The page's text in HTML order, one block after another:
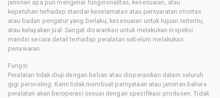
jaminan apa pun mengenai fungsionalitas, kesesuaian, atau
kepatuhan terhadap standar keselamatan atau persyaratan otoritas
atau badan pengatur yang berlaku, kesesuaian untuk tujuan tertentu,
atau kelayakan jual. Sangat disarankan untuk melakukan inspeksi
mandiri secara detail terhadap peralatan sebelum melakukan
penawaran.
Fungsi
Peralatan tidak diuji dengan beban atau dioperasikan dalam seluruh
gigi persneling. Kami tidak membuat pernyataan atau jaminan bahwa
peralatan akan beroperasi sesuai dengan spesifikasi produsen. Tidak